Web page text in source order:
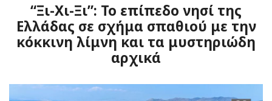
“Ξι-Χι-Ξι”: Το επίπεδο νησί της
Ελλάδας σε σχήμα σπαθιού με την
κόκκινη λίμνη και τα μυστηριώδη
αρχικά